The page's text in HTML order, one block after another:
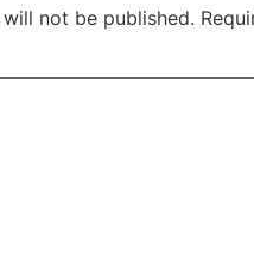
not be published.